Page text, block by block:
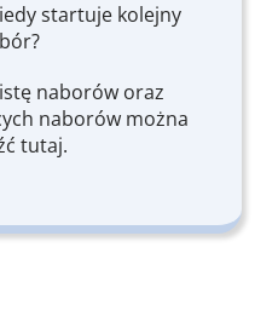
startuje kolejny
naborów oraz
naborów można
tutaj.